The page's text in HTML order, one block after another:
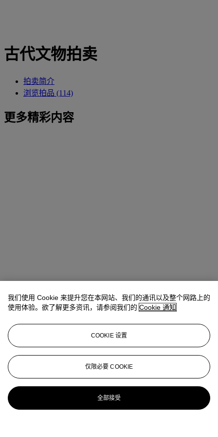
古代文物拍卖
拍卖简介
浏览拍品 (114)
更多精彩内容
我们使用 Cookie 来提升您在本网站、我们的通讯以及整个网路上的
使用体验。欲了解更多资讯，请参阅我们的 Cookie 通知
COOKIE 设置
仅限必要 COOKIE
全部接受